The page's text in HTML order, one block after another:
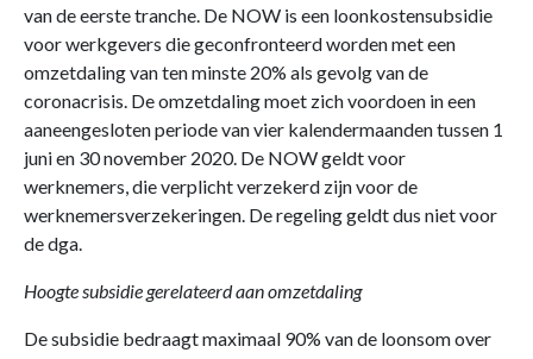
van de eerste tranche. De NOW is een loonkostensubsidie
voor werkgevers die geconfronteerd worden met een
omzetdaling van ten minste 20% als gevolg van de
coronacrisis. De omzetdaling moet zich voordoen in een
aaneengesloten periode van vier kalendermaanden tussen 1
juni en 30 november 2020. De NOW geldt voor
werknemers, die verplicht verzekerd zijn voor de
werknemersverzekeringen. De regeling geldt dus niet voor
de dga.
Hoogte subsidie gerelateerd aan omzetdaling
De subsidie bedraagt maximaal 90% van de loonsom over